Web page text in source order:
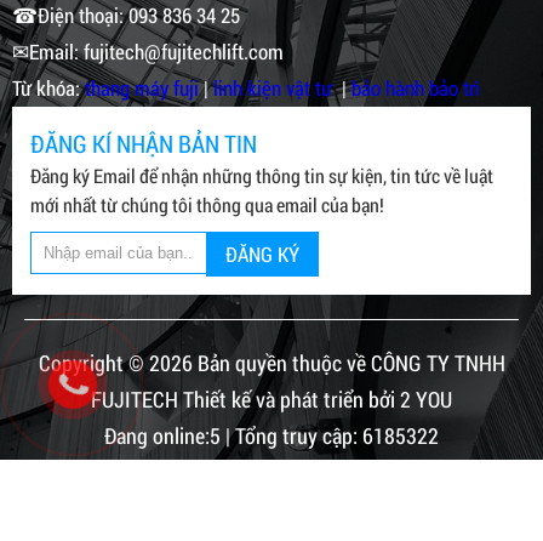
☎Điện thoại: 093 836 34 25
✉Email: fujitech@fujitechlift.com
Từ khóa:thang máy fuji|linh kiện vật tư|bảo hành bảo trì
ĐĂNG KÍ NHẬN BẢN TIN
Đăng ký Email để nhận những thông tin sự kiện, tin tức về luật
mới nhất từ chúng tôi thông qua email của bạn!
ĐĂNG KÝ
Copyright © 2026 Bản quyền thuộc về CÔNG TY TNHH
FUJITECH Thiết kế và phát triển bởi 2 YOU
Đang online:5 | Tổng truy cập: 6185322